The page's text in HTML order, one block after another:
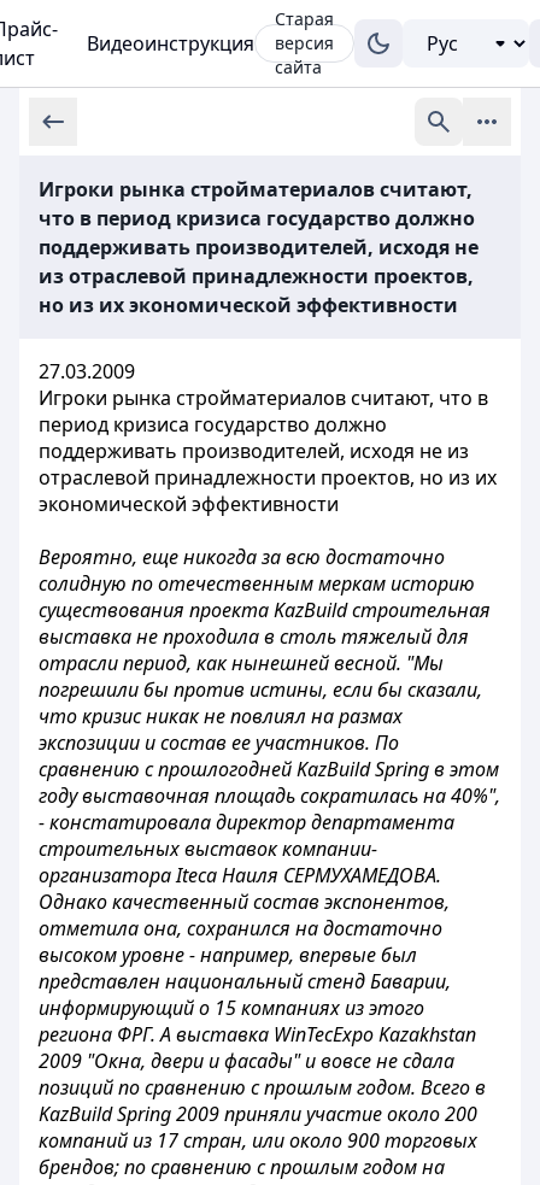
Видеоинструкция
Старая
версия
сайта
Игроки рынка стройматериалов считают,
что в период кризиса государство должно
поддерживать производителей, исходя не
из отраслевой принадлежности проектов,
но из их экономической эффективности
27.03.2009
Игроки рынка стройматериалов считают, что в
период кризиса государство должно
поддерживать производителей, исходя не из
отраслевой принадлежности проектов, но из их
экономической эффективности
Вероятно, еще никогда за всю достаточно
солидную по отечественным меркам историю
существования проекта KazBuild строительная
выставка не проходила в столь тяжелый для
отрасли период, как нынешней весной. "Мы
погрешили бы против истины, если бы сказали,
что кризис никак не повлиял на размах
экспозиции и состав ее участников. По
сравнению с прошлогодней KazBuild Spring в этом
году выставочная площадь сократилась на 40%",
- констатировала директор департамента
строительных выставок компании-
организатора Iteca Наиля СЕРМУХАМЕДОВА.
Однако качественный состав экспонентов,
отметила она, сохранился на достаточно
высоком уровне - например, впервые был
представлен национальный стенд Баварии,
информирующий о 15 компаниях из этого
региона ФРГ. А выставка WinTecExpo Kazakhstan
2009 "Окна, двери и фасады" и вовсе не сдала
позиций по сравнению с прошлым годом. Всего в
KazBuild Spring 2009 приняли участие около 200
компаний из 17 стран, или около 900 торговых
брендов; по сравнению с прошлым годом на